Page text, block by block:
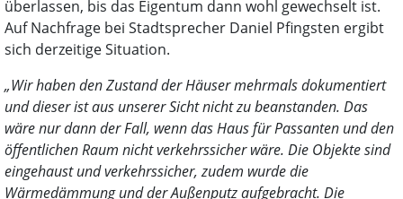
überlassen, bis das Eigentum dann wohl gewechselt ist.
Auf Nachfrage bei Stadtsprecher Daniel Pfingsten ergibt
sich derzeitige Situation.
„Wir haben den Zustand der Häuser mehrmals dokumentiert
und dieser ist aus unserer Sicht nicht zu beanstanden. Das
wäre nur dann der Fall, wenn das Haus für Passanten und den
öffentlichen Raum nicht verkehrssicher wäre. Die Objekte sind
eingehaust und verkehrssicher, zudem wurde die
Wärmedämmung und der Außenputz aufgebracht. Die